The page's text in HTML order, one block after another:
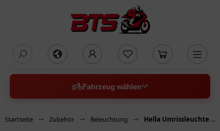
Fahrzeug wählen
Startseite Zubehör Beleuchtung Hella Umrissleuchte für Motorräder 12/24 V, glasklar